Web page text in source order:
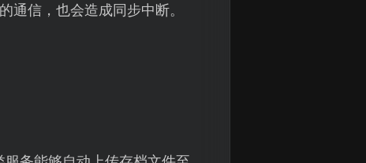
通信，也会造成同步中断。